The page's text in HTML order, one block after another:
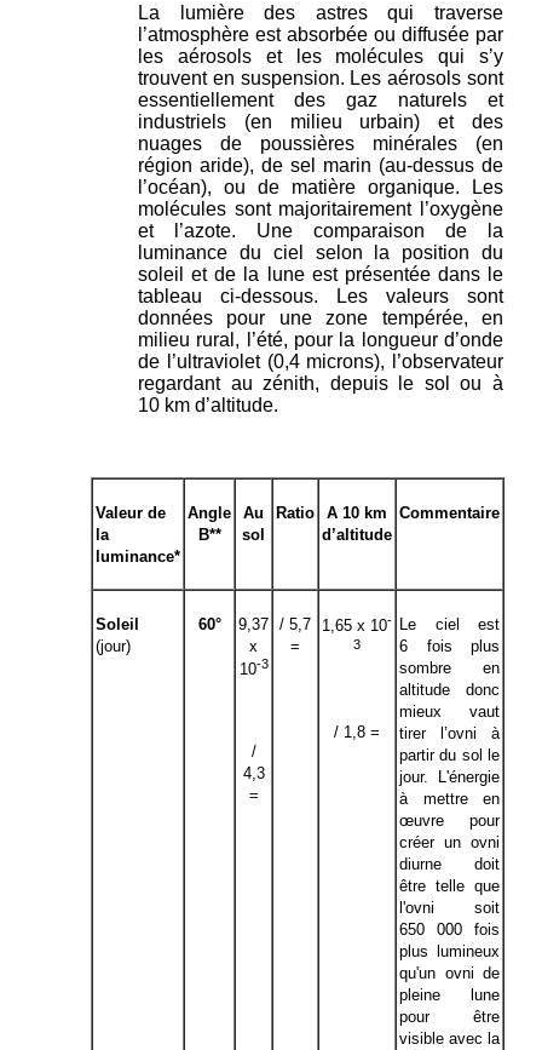
La lumière des astres qui traverse
l’atmosphère est absorbée ou diffusée par
les aérosols et les molécules qui s’y
trouvent en suspension. Les aérosols sont
essentiellement des gaz naturels et
industriels (en milieu urbain) et des
nuages de poussières minérales (en
région aride), de sel marin (au-dessus de
l’océan), ou de matière organique. Les
molécules sont majoritairement l’oxygène
et l’azote. Une comparaison de la
luminance du ciel selon la position du
soleil et de la lune est présentée dans le
tableau ci-dessous. Les valeurs sont
données pour une zone tempérée, en
milieu rural, l’été, pour la longueur d’onde
de l’ultraviolet (0,4 microns), l’observateur
regardant au zénith, depuis le sol ou à
10 km d’altitude.
Valeur de
la
luminance*
Angle
B**
Au
sol
Ratio
A 10 km
d’altitude
Commentaire
Soleil
(jour)
60°
9,37
x
10-3
/
4,3
=
/ 5,7
=
1,65 x 10-
3
/ 1,8 =
Le ciel est
6 fois plus
sombre en
altitude donc
mieux vaut
tirer l’ovni à
partir du sol le
jour. L'énergie
à mettre en
œuvre pour
créer un ovni
diurne doit
être telle que
l'ovni soit
650 000 fois
plus lumineux
qu'un ovni de
pleine lune
pour être
visible avec la